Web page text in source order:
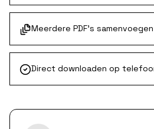
Meerdere PDF's
Direct downloaden op